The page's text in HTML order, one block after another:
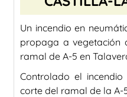
Un incendio en
propaga a vegetación
ramal de A-5 en
Controlado el
corte del ramal de la A-